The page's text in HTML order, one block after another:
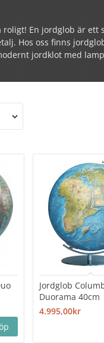
En jordglob är
Hos oss finns
jordklot med
Jordglob
Duorama 40cm
4.995,00kr